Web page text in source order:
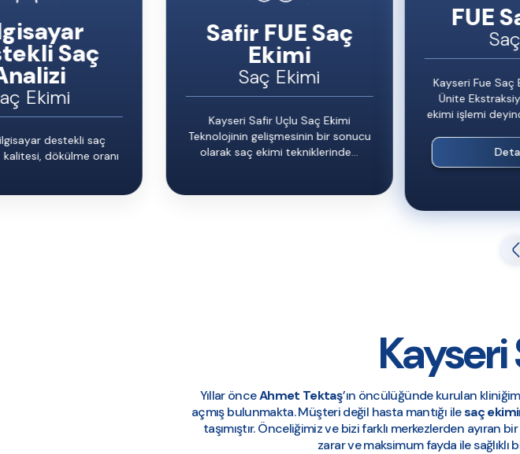
Saç
Ekimi
destekli saç
kalitesi, dökülme oranı
Safir FUE Saç
Ekimi
Saç Ekimi
Kayseri Safir Uçlu Saç Ekimi
Teknolojinin gelişmesinin bir sonucu
olarak saç ekimi tekniklerinde...
FUE
Kayseri Fue Saç
Ünite
ekimi işlemi
Kayseri
Yıllar önceAhmet Tektaş’ın öncülüğünde kurulan
açmış bulunmakta. Müşteri değil hasta mantığı ilesaç ekimi
taşımıştır. Önceliğimiz ve bizi farklı merkezlerden ayıran
zarar ve maksimum fayda ile sağlıklı